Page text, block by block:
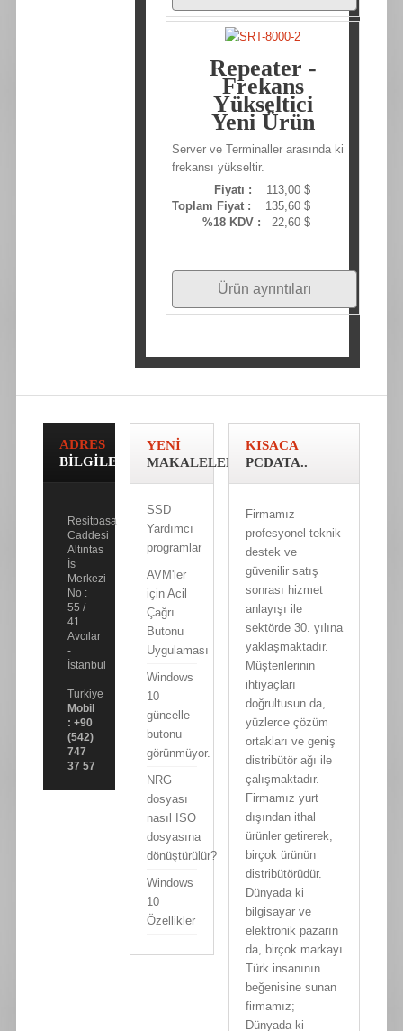
Repeater -
Frekans
Yükseltici
Yeni Ürün
Server ve Terminaller arasında ki
frekansı yükseltir.
Fiyatı :
113,00 $
Toplam Fiyat :
135,60 $
%18 KDV :
22,60 $
Ürün ayrıntıları
ADRES
BILGILERI
Resitpasa
Caddesi
Altıntas
İs
Merkezi
No :
55 /
41
Avcılar
-
İstanbul
-
Turkiye
Mobil
: +90
(542)
747
37 57
YENI
MAKALELER
SSD
Yardımcı
programlar
AVM'ler
için Acil
Çağrı
Butonu
Uygulaması
Windows
10
güncelle
butonu
görünmüyor.
NRG
dosyası
nasıl ISO
dosyasına
dönüştürülür?
Windows
10
Özellikler
KISACA
PCDATA..
Firmamız
profesyonel teknik
destek ve
güvenilir satış
sonrası hizmet
anlayışı ile
sektörde 30. yılına
yaklaşmaktadır.
Müşterilerinin
ihtiyaçları
doğrultusun da,
yüzlerce çözüm
ortakları ve geniş
distribütör ağı ile
çalışmaktadır.
Firmamız yurt
dışından ithal
ürünler getirerek,
birçok ürünün
distribütörüdür.
Dünyada ki
bilgisayar ve
elektronik pazarın
da, birçok markayı
Türk insanının
beğenisine sunan
firmamız;
Dünyada ki